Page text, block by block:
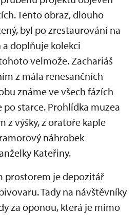
Tento obraz, dlouho
byl po zrestaurování na
a doplňuje kolekci
velmože. Zachariáš
z mála renesančních
známe ve všech fázích
starce. Prohlídka muzea
z výšky, z oratoře kaple
náhrobek
Kateřiny.
prostorem je depozitář
Tady na návštěvníky
za oponou, která je mimo